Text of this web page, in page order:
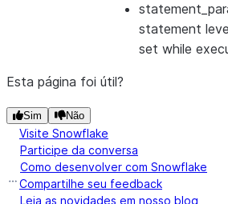
statement
set while
Esta página foi útil?
Sim Não
Visite Snowflake
Participe da conversa
Como desenvolver com Snowflake
Compartilhe seu feedback
Leia as novidades em nosso blog